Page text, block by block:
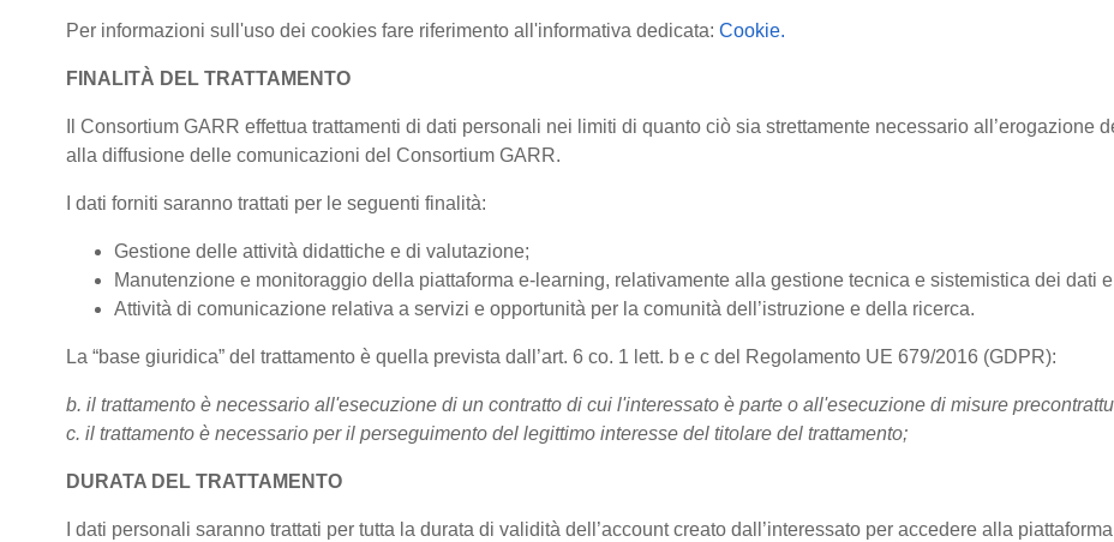
Per informazioni sull'uso dei cookies fare riferimento all'informativa dedicata: Cookie.
FINALITÀ DEL TRATTAMENTO
Il Consortium GARR effettua trattamenti di dati personali nei limiti di quanto ciò sia strettamente necessario all’erogazione
alla diffusione delle comunicazioni del Consortium GARR.
I dati forniti saranno trattati per le seguenti finalità:
Gestione delle attività didattiche e di valutazione;
Manutenzione e monitoraggio della piattaforma e-learning, relativamente alla gestione tecnica e sistemistica dei dati
Attività di comunicazione relativa a servizi e opportunità per la comunità dell’istruzione e della ricerca.
La “base giuridica” del trattamento è quella prevista dall’art. 6 co. 1 lett. b e c del Regolamento UE 679/2016 (GDPR):
b. il trattamento è necessario all'esecuzione di un contratto di cui l'interessato è parte o all'esecuzione di misure
c. il trattamento è necessario per il perseguimento del legittimo interesse del titolare del trattamento;
DURATA DEL TRATTAMENTO
I dati personali saranno trattati per tutta la durata di validità dell’account creato dall’interessato per accedere alla